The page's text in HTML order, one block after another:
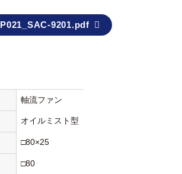
P021_SAC-9201.pdf
軸流ファン
オイルミスト型
□80×25
□80